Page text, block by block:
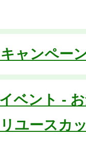
ャンペー
ベント -
ユースカ